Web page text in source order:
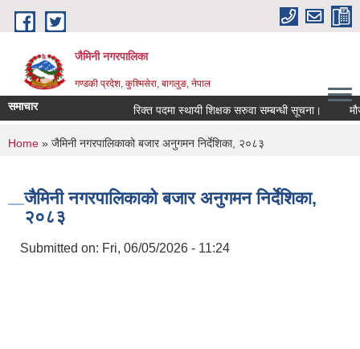
Skip to main content
जैमिनी नगरपालिका
गण्डकी प्रदेश, कुश्मिसेरा, बागलुङ, नेपाल
समाचार रिक्त पदमा स्थायी शिक्षक सरुवा सम्बन्धी सूचना।
You are here
Home » जैमिनी नगरपालिकाको बजार अनुगमन निर्देशिका, २०८३
जैमिनी नगरपालिकाको बजार अनुगमन निर्देशिका,
२०८३
Submitted on: Fri, 06/05/2026 - 11:24